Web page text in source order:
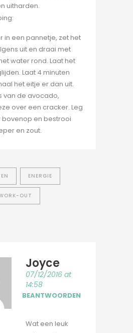
uitharden.
in een pannetje, zet het
uit en draai met
water rond. Laat het
Laat 4 minuten
het eitje er dan uit.
van de avocado,
over een cracker. Leg
bovenop en bestrooi
en zout.
ENERGIE
OUT
Joyce
07/12/2016 at
14:58
BEANTWOORDEN
Wat een leuk